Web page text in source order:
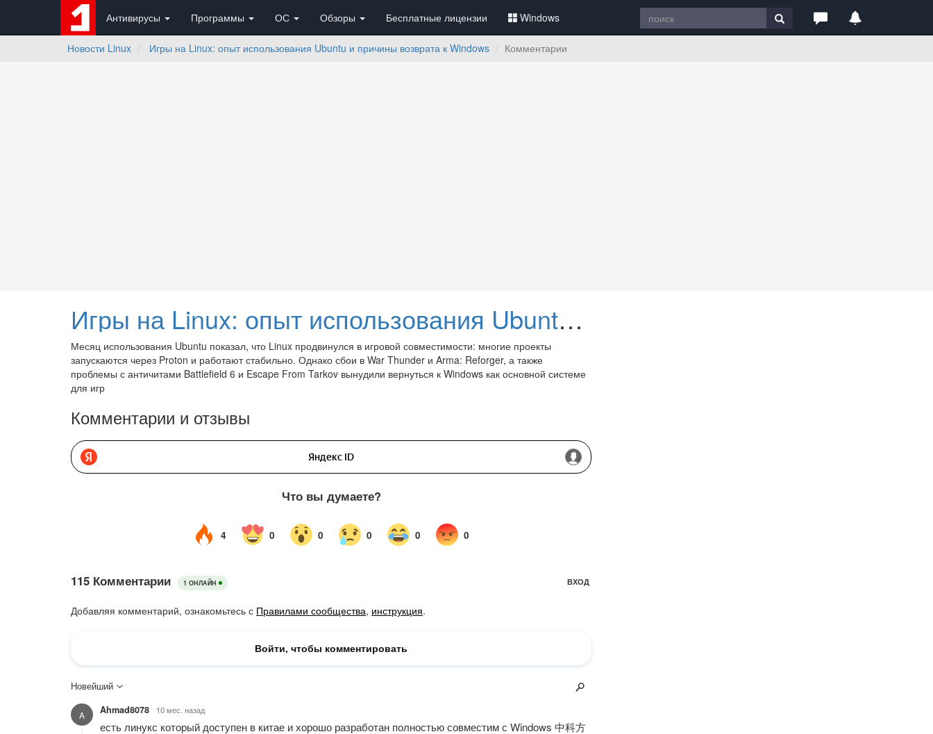
Антивирусы Программы ОС Обзоры Бесплатные лицензии Windows
Новости Linux Игры на Linux: опыт использования Ubuntu и причины возврата к Windows Комментарии
Игры на Linux: опыт использования Ubuntu и причины возврата к Windows
Месяц использования Ubuntu показал, что Linux продвинулся в игровой совместимости: многие проекты
запускаются через Proton и работают стабильно. Однако сбои в War Thunder и Arma: Reforger, а также
проблемы с античитами Battlefield 6 и Escape From Tarkov вынудили вернуться к Windows как основной системе
для игр
Комментарии и отзывы